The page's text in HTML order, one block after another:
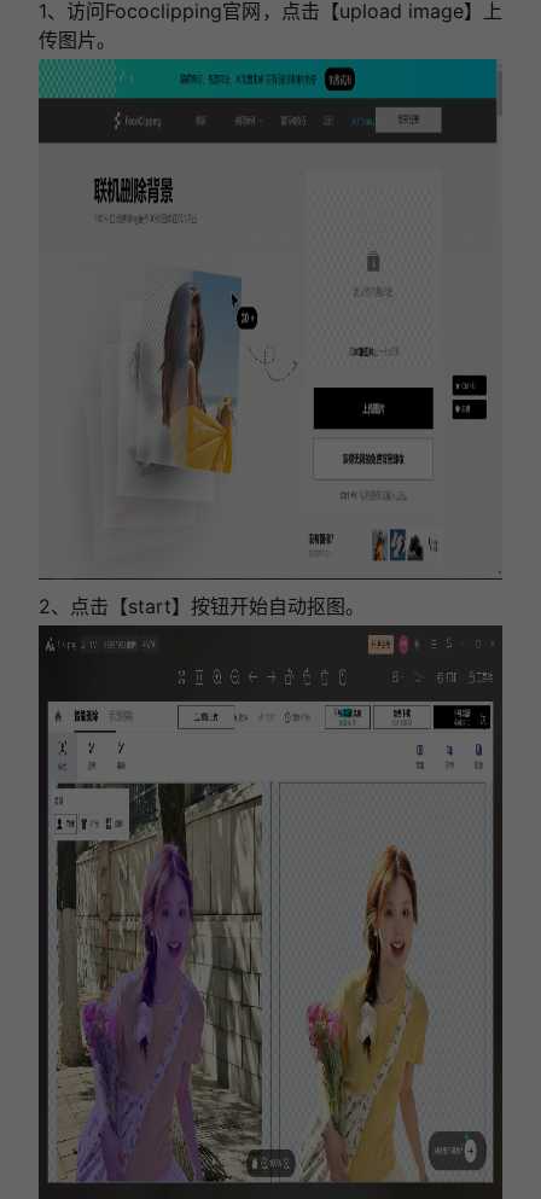
1、访问Fococlipping官网，点击【upload image】上
传图片。
2、点击【start】按钮开始自动抠图。